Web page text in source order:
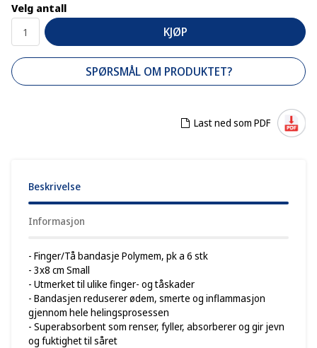
Velg antall
KJØP
SPØRSMÅL OM PRODUKTET?
Last ned som PDF
Beskrivelse
Informasjon
- Finger/Tå bandasje Polymem, pk a 6 stk
- 3x8 cm Small
- Utmerket til ulike finger- og tåskader
- Bandasjen reduserer ødem, smerte og inflammasjon
gjennom hele helingsprosessen
- Superabsorbent som renser, fyller, absorberer og gir jevn
og fuktighet til såret